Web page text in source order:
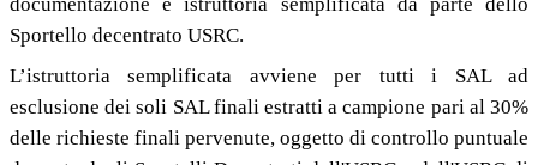
Sportello decentrato USRC.
L’istruttoria semplificata avviene per tutti i SAL ad
esclusione dei soli SAL finali estratti a campione pari al 30%
delle richieste finali pervenute, oggetto di controllo puntuale